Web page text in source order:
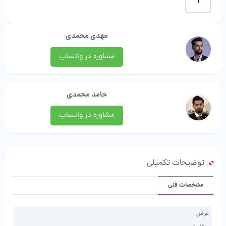
ملورین
رامون
موکت
عدد
مهدی محمدی
مشاوره در واتساپ
حامد محمدی
مشاوره در واتساپ
توضیحات تکمیلی
مشخصات فنی
عرض